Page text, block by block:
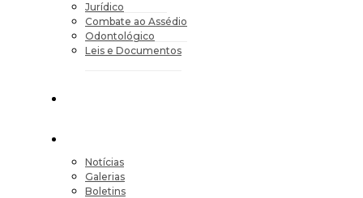
Jurídico
Combate ao Assédio
Odontológico
Leis e Documentos
Notícias
Galerias
Boletins